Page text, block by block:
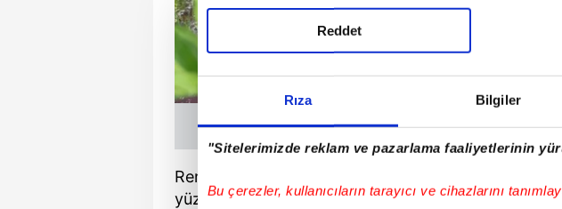
Rıza Bilgiler
"Sitelerimizde reklam ve pazarlama faaliyetlerinin
Bu çerezler, kullanıcıların tarayıcı ve cihazlarını
Reddet
Rengi kırmızıya dönen derelerin çevresinden ağır
yüzeyinde ise köpük tabakalarının oluştuğu görüldü.